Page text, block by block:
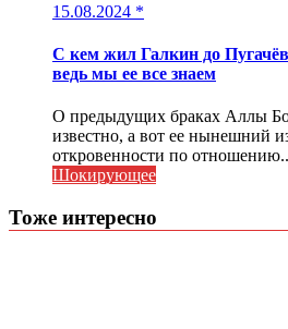
15.08.2024 *
С кем жил Галкин до
ведь мы ее все знаем
О предыдущих браках Аллы
известно, а вот ее нынешний
откровенности по
Шокирующее
Тоже интересно